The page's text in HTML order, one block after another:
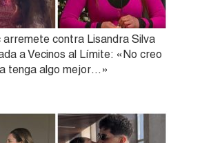
arremete contra Lisandra Silva
a Vecinos al Límite: «No creo
tenga algo mejor…»